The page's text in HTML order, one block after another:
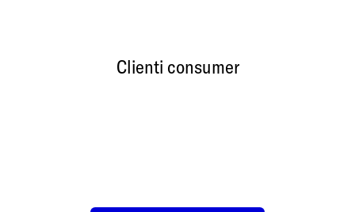
Clienti consumer